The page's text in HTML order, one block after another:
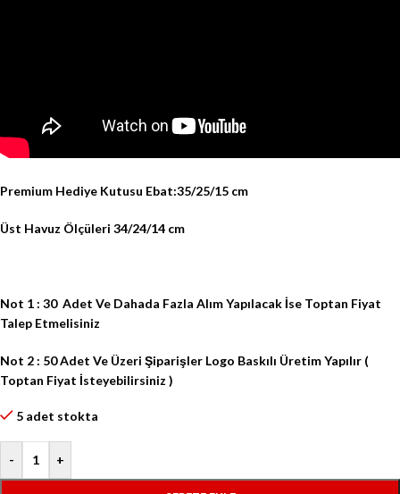
Premium Hediye Kutusu Ebat:35/25/15 cm
Üst Havuz Ölçüleri 34/24/14 cm
Not 1 : 30 Adet Ve Dahada Fazla Alım Yapılacak İse Toptan Fiyat
Talep Etmelisiniz
Not 2 : 50 Adet Ve Üzeri Şiparişler Logo Baskılı Üretim Yapılır (
Toptan Fiyat İsteyebilirsiniz )
5 adet stokta
- +